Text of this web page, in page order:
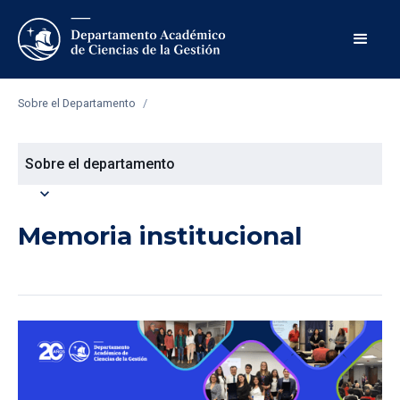
Sobre el Departamento /
Sobre el departamento
expand_more
Memoria institucional